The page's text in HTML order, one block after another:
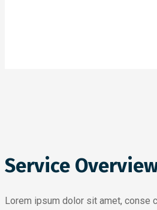
Service
Lorem ipsum dolor sit amet, conse